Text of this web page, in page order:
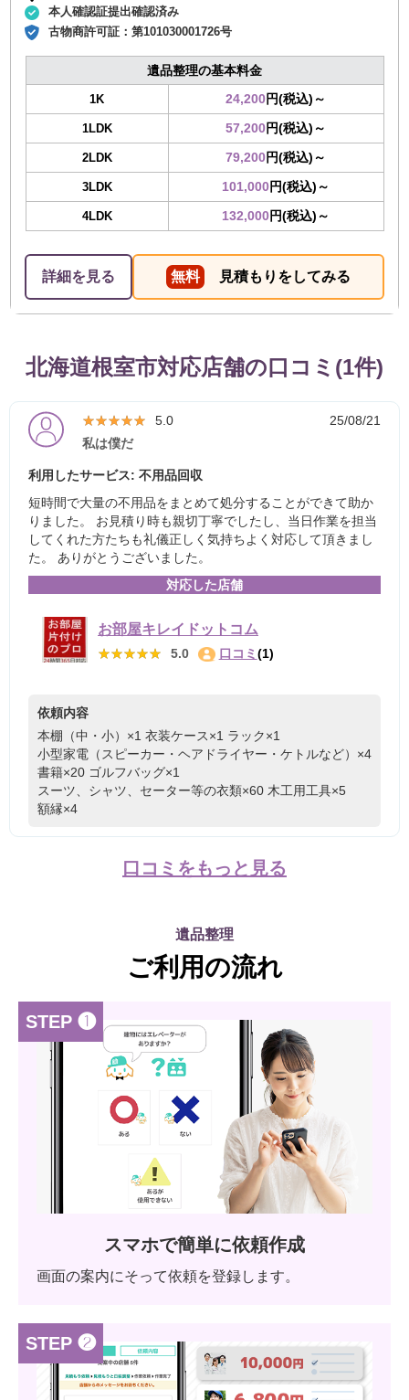
本人確認証提出確認済み
古物商許可証：第101030001726号
遺品整理の基本料金
1K 24,200円(税込)～
1LDK 57,200円(税込)～
2LDK 79,200円(税込)～
3LDK 101,000円(税込)～
4LDK 132,000円(税込)～
詳細を見る 無料 見積もりをしてみる
北海道根室市対応店舗の口コミ(1件)
★★★★★
★★★★★ 5.0
25/08/21
私は僕だ
利用したサービス: 不用品回収
短時間で大量の不用品をまとめて処分することができて助か
りました。 お見積り時も親切丁寧でしたし、当日作業を担当
してくれた方たちも礼儀正しく気持ちよく対応して頂きまし
た。 ありがとうございました。
対応した店舗
お部屋キレイドットコム
★★★★★
★★★★★ 5.0 口コミ (1)
依頼内容
本棚（中・小）×1 衣装ケース×1 ラック×1
小型家電（スピーカー・ヘアドライヤー・ケトルなど）×4
書籍×20 ゴルフバッグ×1
スーツ、シャツ、セーター等の衣類×60 木工用工具×5
額縁×4
口コミをもっと見る
遺品整理
ご利用の流れ
STEP ❶
スマホで簡単に依頼作成
画面の案内にそって依頼を登録します。
STEP ❷